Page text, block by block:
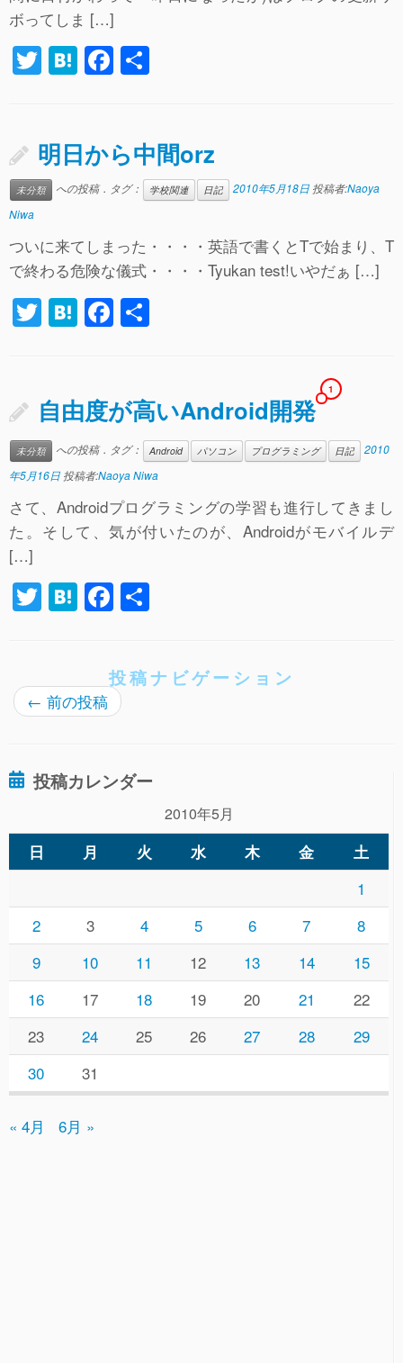
k
ボってしま […]
T
er
H
n
a
F
e
b
o
k
明日から中間orz
未分類 への投稿．タグ： 学校関連 日記 2010年5月18日 投稿者:Naoya
Niwa
ついに来てしまった・・・・英語で書くとTで始まり、T
で終わる危険な儀式・・・・Tyukan test!いやだぁ […]
T
wi
er
H
at
n
a
F
a
e
b
o
o
k
自由度が高いAndroid開発
1
未分類 への投稿．タグ： Android パソコン プログラミング 日記
2010
年5月16日 投稿者:Naoya Niwa
さて、Androidプログラミングの学習も進行してきまし
た。そして、気が付いたのが、Androidがモバイルデ
[…]
T
wi
er
H
at
n
a
F
a
e
b
o
k
投稿ナビゲーション
← 前の投稿
投稿カレンダー
2010年5月
日 月 火 水 木 金 土
1
2
3 4 5 6 7
8
9
10 11 12 13 14
15
16
17 18 19 20 21
22
23
24 25 26 27 28
29
30
31
« 4月 6月 »